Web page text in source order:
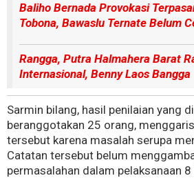
Baliho Bernada Provokasi
Tobona, Bawaslu Ternate Belum
Rangga, Putra Halmahera Barat
Internasional, Benny Laos Bangga
Sarmin bilang, hasil penilaian yang
beranggotakan 25 orang,
tersebut karena masalah serupa
Catatan tersebut belum
permasalahan dalam pelaksanaan